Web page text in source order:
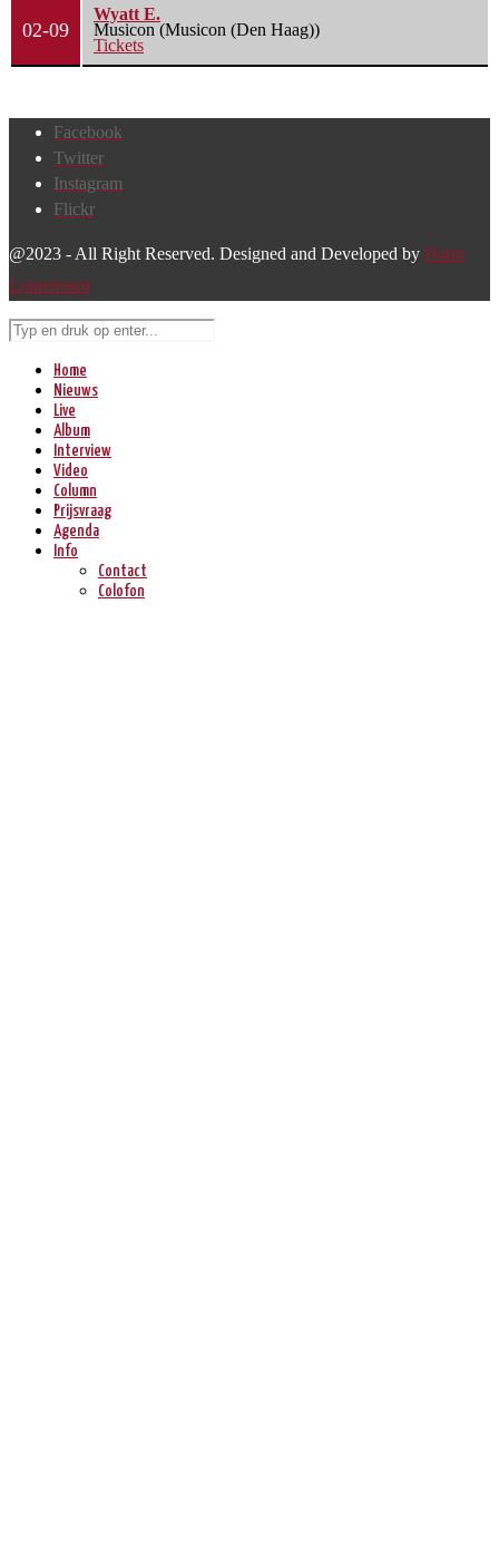
02-09
Wyatt E.
Musicon (Musicon (Den Haag))
Tickets
Facebook
Twitter
Instagram
Flickr
@2023 - All Right Reserved. Designed and Developed by Harm
Lourenssen
Home
Nieuws
Live
Album
Interview
Video
Column
Prijsvraag
Agenda
Info
Contact
Colofon